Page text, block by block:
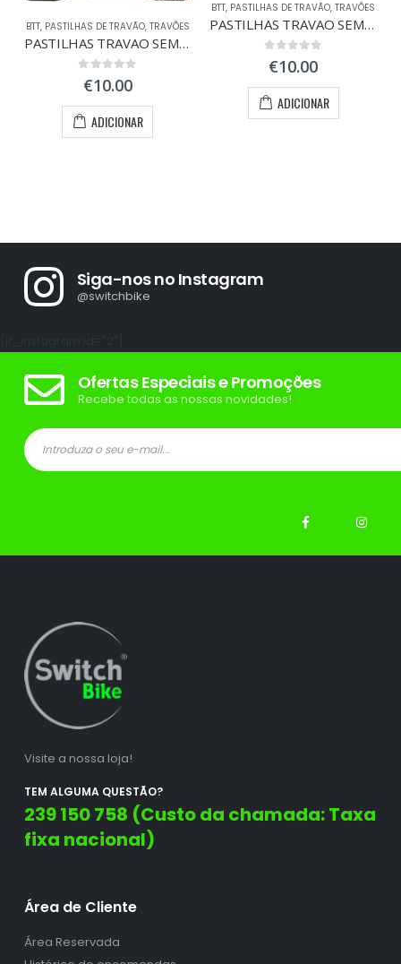
BTT, PASTILHAS DE TRAVÃO, TRAVÕES
PASTILHAS TRAVAO SEMI-METAL MAGURA MT 2/4/6/8
out of 5
€10.00
ADICIONAR
BTT, PASTILHAS DE TRAVÃO,TRAVÕES
PASTILHAS TRAVAO SEMI-METAL FORMULA ORO
out of 5
€10.00
ADICIONAR
Siga-nos no Instagram
@switchbike
Ofertas Especiais e Promoções
Recebe todas as nossas novidades!
Visite a nossa loja!
TEM ALGUMA QUESTÃO?
239 150 758 (Custo da chamada: Taxa
fixa nacional)
Área de Cliente
Área Reservada